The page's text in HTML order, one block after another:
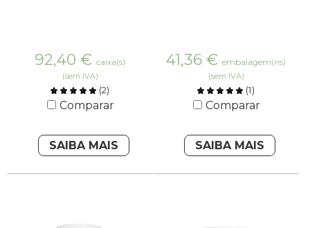
92,40 € caixa(s)
(sem IVA)
(2)
Comparar
SAIBA MAIS
41,36 € embalagem(ns)
(sem IVA)
(1)
Comparar
SAIBA MAIS